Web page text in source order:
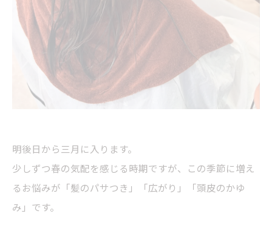
明後日から三月に入ります。
少しずつ春の気配を感じる時期ですが、この季節に増え
るお悩みが「髪のパサつき」「広がり」「頭皮のかゆ
み」です。